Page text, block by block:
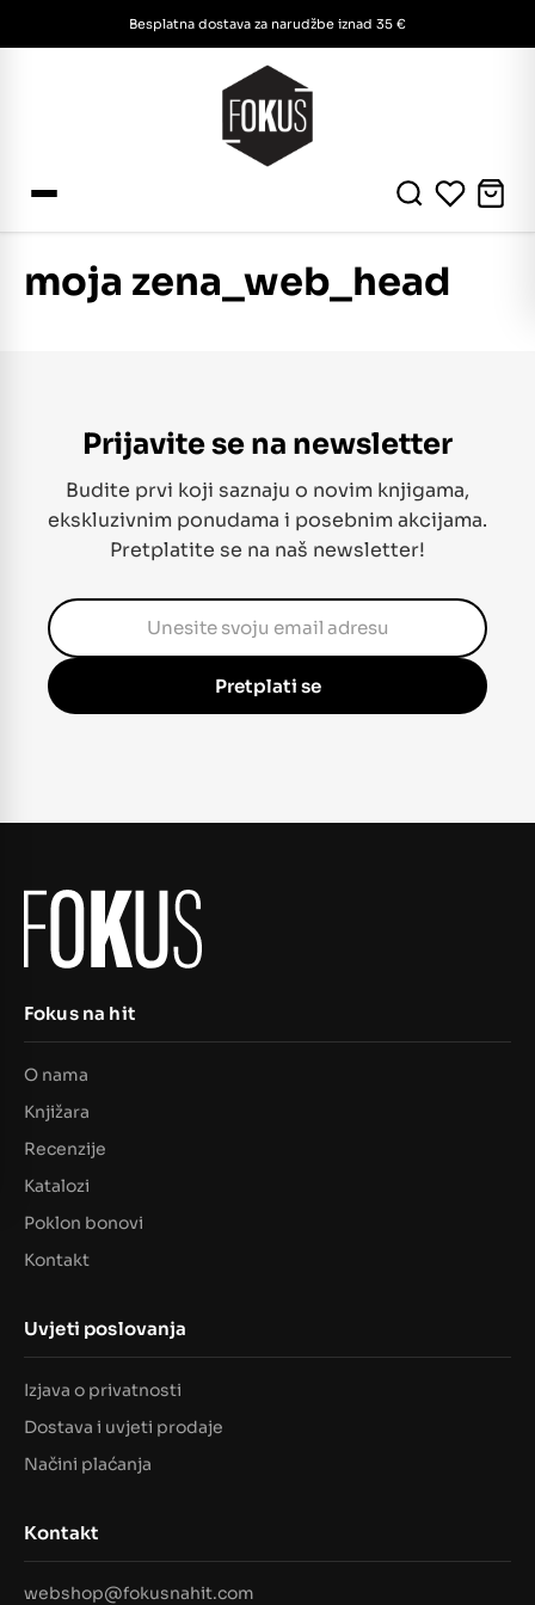
Besplatna dostava za narudžbe iznad 35 €
moja zena_web_head
Prijavite se na newsletter
Budite prvi koji saznaju o novim knjigama,
ekskluzivnim ponudama i posebnim akcijama.
Pretplatite se na naš newsletter!
Pretplati se
Fokus na hit
O nama
Knjižara
Recenzije
Katalozi
Poklon bonovi
Kontakt
Uvjeti poslovanja
Izjava o privatnosti
Dostava i uvjeti prodaje
Načini plaćanja
Kontakt
webshop@fokusnahit.com